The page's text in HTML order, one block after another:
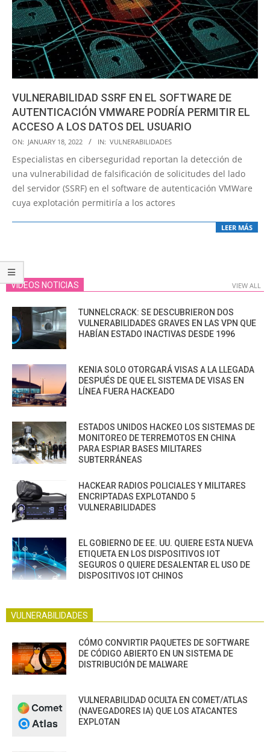
VULNERABILIDAD SSRF EN EL SOFTWARE DE
AUTENTICACIÓN VMWARE PODRÍA PERMITIR EL
ACCESO A LOS DATOS DEL USUARIO
2022-
01-
ON: JANUARY 18, 2022 IN: VULNERABILIDADES
Especialistas en ciberseguridad reportan la detección de
una vulnerabilidad de falsificación de solicitudes del lado
del servidor (SSRF) en el software de autenticación VMWare
cuya explotación permitiría a los actores
LEER MÁS
VIDEOS NOTICIAS VIEW ALL
TUNNELCRACK: SE DESCUBRIERON DOS
VULNERABILIDADES GRAVES EN LAS VPN QUE
HABÍAN ESTADO INACTIVAS DESDE 1996
KENIA SOLO OTORGARÁ VISAS A LA LLEGADA
DESPUÉS DE QUE EL SISTEMA DE VISAS EN
LÍNEA FUERA HACKEADO
ESTADOS UNIDOS HACKEO LOS SISTEMAS DE
MONITOREO DE TERREMOTOS EN CHINA
PARA ESPIAR BASES MILITARES
SUBTERRÁNEAS
HACKEAR RADIOS POLICIALES Y MILITARES
ENCRIPTADAS EXPLOTANDO 5
VULNERABILIDADES
EL GOBIERNO DE EE. UU. QUIERE ESTA NUEVA
ETIQUETA EN LOS DISPOSITIVOS IOT
SEGUROS O QUIERE DESALENTAR EL USO DE
DISPOSITIVOS IOT CHINOS
VULNERABILIDADES
CÓMO CONVIRTIR PAQUETES DE SOFTWARE
DE CÓDIGO ABIERTO EN UN SISTEMA DE
DISTRIBUCIÓN DE MALWARE
VULNERABILIDAD OCULTA EN COMET/ATLAS
(NAVEGADORES IA) QUE LOS ATACANTES
EXPLOTAN